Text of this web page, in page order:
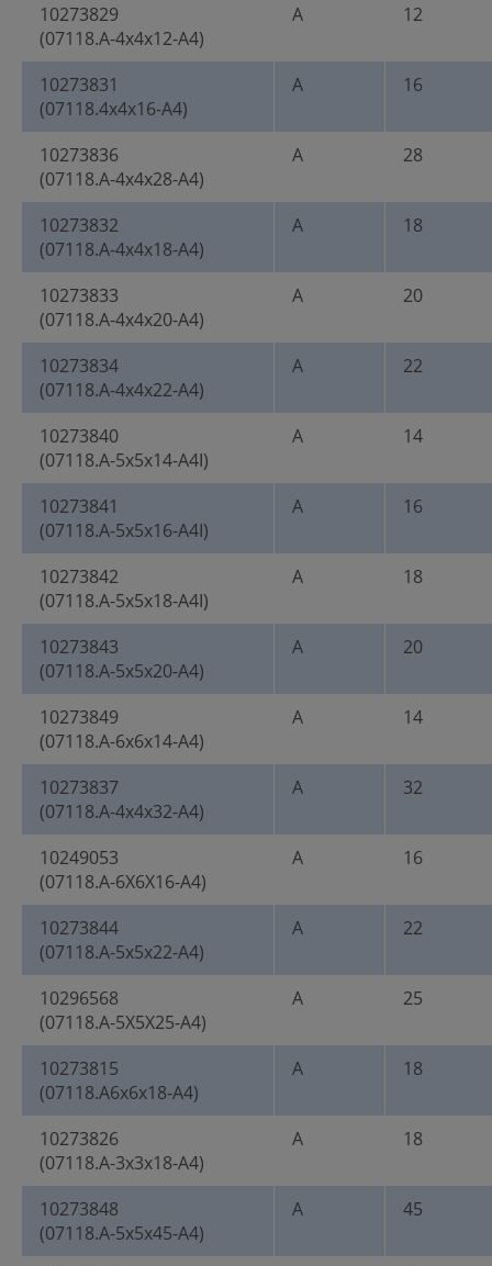
10273829
(07118.A-4x4x12-A4)
A 12
10273831
(07118.4x4x16-A4)
A 16
10273836
(07118.A-4x4x28-A4)
A 28
10273832
(07118.A-4x4x18-A4)
A 18
10273833
(07118.A-4x4x20-A4)
A 20
10273834
(07118.A-4x4x22-A4)
A 22
10273840
(07118.A-5x5x14-A4I)
A 14
10273841
(07118.A-5x5x16-A4I)
A 16
10273842
(07118.A-5x5x18-A4I)
A 18
10273843
(07118.A-5x5x20-A4)
A 20
10273849
(07118.A-6x6x14-A4)
A 14
10273837
(07118.A-4x4x32-A4)
A 32
10249053
(07118.A-6X6X16-A4)
A 16
10273844
(07118.A-5x5x22-A4)
A 22
10296568
(07118.A-5X5X25-A4)
A 25
10273815
(07118.A6x6x18-A4)
A 18
10273826
(07118.A-3x3x18-A4)
A 18
10273848
(07118.A-5x5x45-A4)
A 45